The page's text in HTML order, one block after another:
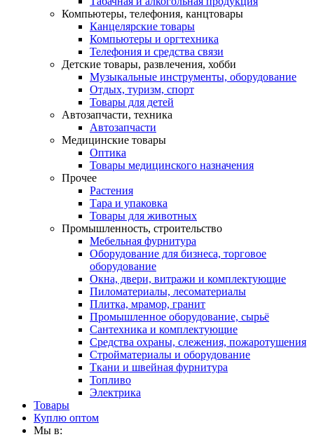
Компьютеры, телефония, канцтовары
Канцелярские товары
Компьютеры и оргтехника
Телефония и средства связи
Детские товары, развлечения, хобби
Музыкальные инструменты, оборудование
Отдых, туризм, спорт
Товары для детей
Автозапчасти, техника
Автозапчасти
Медицинские товары
Оптика
Товары медицинского назначения
Прочее
Растения
Тара и упаковка
Товары для животных
Промышленность, строительство
Мебельная фурнитура
Оборудование для бизнеса, торговое
оборудование
Окна, двери, витражи и комплектующие
Пиломатериалы, лесоматериалы
Плитка, мрамор, гранит
Промышленное оборудование, сырьё
Сантехника и комплектующие
Средства охраны, слежения, пожаротушения
Стройматериалы и оборудование
Ткани и швейная фурнитура
Топливо
Электрика
Товары
Куплю оптом
Мы в: